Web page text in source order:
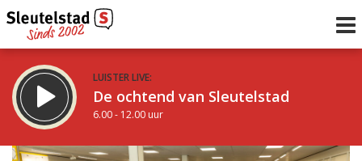
LUISTER LIVE:
De ochtend van Sleutelstad
6.00 - 12.00 uur
STRAKS: